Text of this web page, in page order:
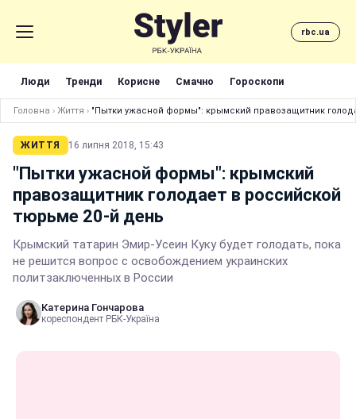
rbc.ua
Люди Тренди Корисне Смачно Гороскопи
Головна › Життя › "Пытки ужасной формы": крымский правозащитник
ЖИТТЯ 16 липня 2018, 15:43
"Пытки ужасной формы": крымский
правозащитник голодает в российской
тюрьме 20-й день
Крымский татарин Эмир-Усеин Куку будет голодать, пока
не решится вопрос с освобождением украинских
политзаключенных в России
Катерина Гончарова
кореспондент РБК-Україна